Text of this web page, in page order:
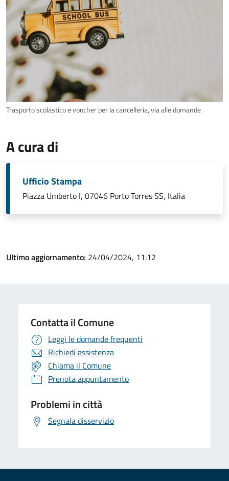
Trasporto scolastico e voucher per la cancelleria, via alle domande
A cura di
Ufficio Stampa
Piazza Umberto I, 07046 Porto Torres SS, Italia
Ultimo aggiornamento: 24/04/2024, 11:12
Contatta il Comune
Leggi le domande frequenti
Richiedi assistenza
Chiama il Comune
Prenota appuntamento
Problemi in città
Segnala disservizio